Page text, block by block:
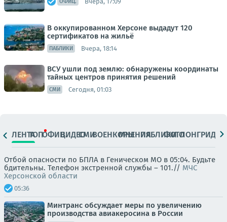
В оккупированном Херсоне выдадут 120
сертификатов на жильё
ПАБЛИКИ Вчера, 18:14
ВСУ ушли под землю: обнаружены координаты
тайных центров принятия решений
СМИ Сегодня, 01:03
ЛЕНТАТОПОФИЦ.ВИДЕОСМИВОЕНКОРЫМНЕНИЯПАБЛИКИ
ФОТОЛОНГРИДЫ
Отбой опасности по БПЛА в Геническом МО в 05:04. Будьте
бдительны. Телефон экстренной службы – 101.// МЧС
Херсонской области
05:36
Минтранс обсуждает меры по увеличению
производства авиакеросина в России